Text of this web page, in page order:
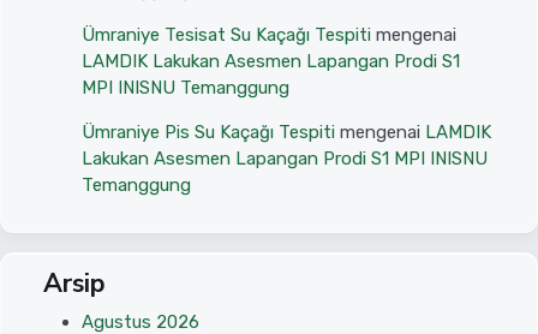
Ümraniye Tesisat Su Kaçağı Tespiti mengenai
LAMDIK Lakukan Asesmen Lapangan Prodi S1
MPI INISNU Temanggung
Ümraniye Pis Su Kaçağı Tespiti mengenai LAMDIK
Lakukan Asesmen Lapangan Prodi S1 MPI INISNU
Temanggung
Arsip
Agustus 2026